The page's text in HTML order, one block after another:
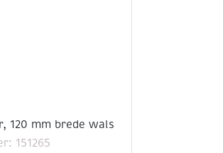
120 mm brede wals
151265